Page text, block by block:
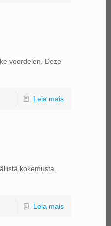
voordelen. Deze
Leia mais
kokemusta.
Leia mais